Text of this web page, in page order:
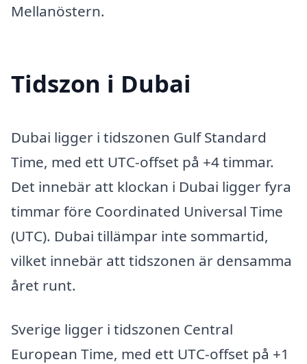
Mellanöstern.
Tidszon i Dubai
Dubai ligger i tidszonen Gulf Standard
Time, med ett UTC-offset på +4 timmar.
Det innebär att klockan i Dubai ligger fyra
timmar före Coordinated Universal Time
(UTC). Dubai tillämpar inte sommartid,
vilket innebär att tidszonen är densamma
året runt.
Sverige ligger i tidszonen Central
European Time, med ett UTC-offset på +1